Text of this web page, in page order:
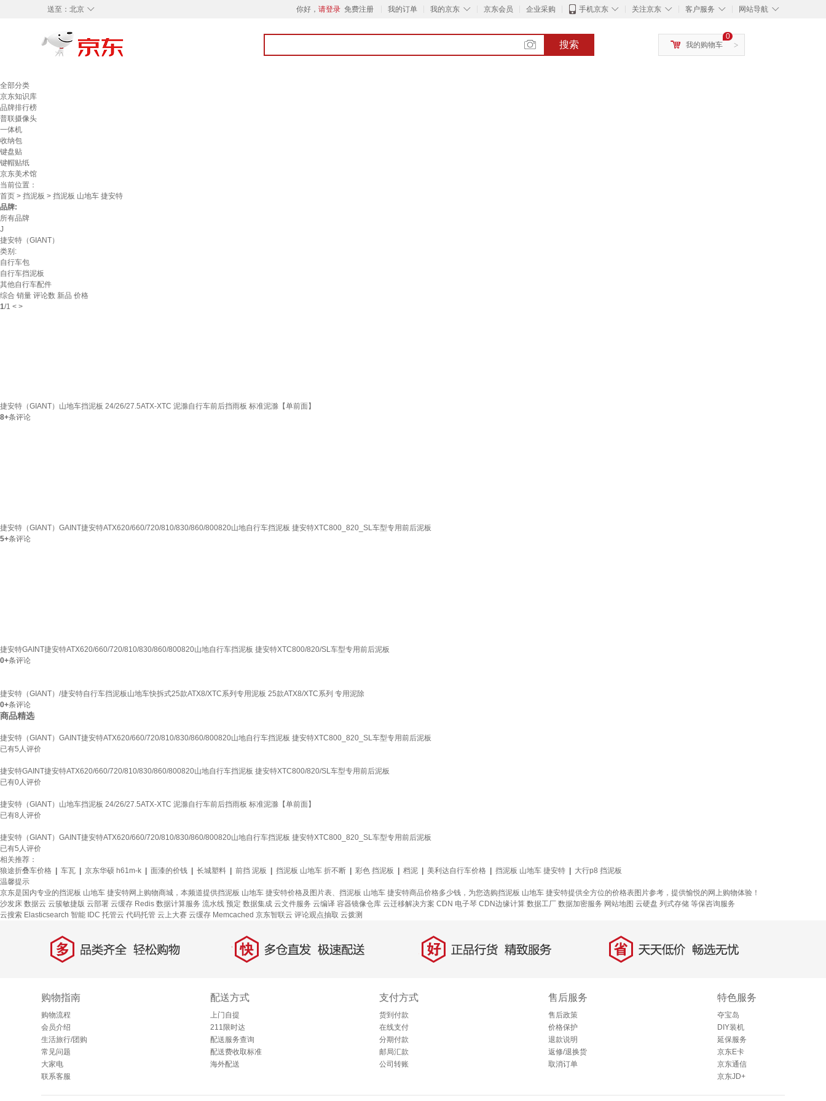
◇
送至： 北京 你好， 请登录 免费注册 我的订单 ◇
我的京东 京东会员 企业采购 ◇
手机京东 ◇
关注京东 ◇
客户服务 ◇
网站导航
搜索 >
0
我的购物车
全部分类
京东知识库
品牌排行榜
普联摄像头
一体机
收纳包
键盘贴
键帽贴纸
京东美术馆
当前位置：
首页 > 挡泥板 > 挡泥板 山地车 捷安特
品牌:
所有品牌
J
捷安特（GIANT）
类别:
自行车包
自行车挡泥板
其他自行车配件
综合 销量 评论数 新品 价格
1/1 < >
捷安特（GIANT）山地车挡泥板 24/26/27.5ATX-XTC 泥滁自行车前后挡雨板 标准泥滁【单前面】
8+条评论
捷安特（GIANT）GAINT捷安特ATX620/660/720/810/830/860/800820山地自行车挡泥板 捷安特XTC800_820_SL车型专用前后泥板
5+条评论
捷安特GAINT捷安特ATX620/660/720/810/830/860/800820山地自行车挡泥板 捷安特XTC800/820/SL车型专用前后泥板
0+条评论
捷安特（GIANT）/捷安特自行车挡泥板山地车快拆式25款ATX8/XTC系列专用泥板 25款ATX8/XTC系列 专用泥除
0+条评论
商品精选
捷安特（GIANT）GAINT捷安特ATX620/660/720/810/830/860/800820山地自行车挡泥板 捷安特XTC800_820_SL车型专用前后泥板
已有5 人评价
捷安特GAINT捷安特ATX620/660/720/810/830/860/800820山地自行车挡泥板 捷安特XTC800/820/SL车型专用前后泥板
已有0人评价
捷安特（GIANT）山地车挡泥板 24/26/27.5ATX-XTC 泥滁自行车前后挡雨板 标准泥滁【单前面】
已有8 人评价
捷安特（GIANT）GAINT捷安特ATX620/660/720/810/830/860/800820山地自行车挡泥板 捷安特XTC800_820_SL车型专用前后泥板
已有5 人评价
相关推荐：
狼途折叠车价格
车瓦 京东华硕 h61m-k 面漆的价钱 长城塑料 前挡 泥板 挡泥板 山地车 折不断 彩色 挡泥板 档泥 美利达自行车价格 挡泥板 山地车 捷安特
大行p8 挡泥板
温馨提示
京东是国内专业的挡泥板 山地车 捷安特网上购物商城，本频道提供挡泥板 山地车 捷安特价格及图片表、挡泥板 山地车 捷安特商品价格多少钱，为您选购挡泥板 山地车 捷安特提供全方位的价格表图片参考，提供愉悦的网上购物体验！
沙发床 数据云 云簇敏捷版 云部署 云缓存 Redis 数据计算服务 流水线 预定 数据集成 云文件服务 云编译 容器镜像仓库 云迁移解决方案 CDN 电子琴 CDN边缘计算 数据工厂 数据加密服务 网站地图 云硬盘 列式存储 等保咨询服务
云搜索 Elasticsearch 智能 IDC 托管云 代码托管 云上大赛 云缓存 Memcached 京东智联云 评论观点抽取 云拨测
多 品类齐全，轻松购物 快 多仓直发，极速配送 好 正品行货，精致服务 省 天天低价，畅选无忧
购物指南
购物流程
会员介绍
生活旅行/团购
常见问题
大家电
联系客服
配送方式
上门自提
211限时达
配送服务查询
配送费收取标准
海外配送
支付方式
货到付款
在线支付
分期付款
邮局汇款
公司转账
售后服务
售后政策
价格保护
退款说明
返修/退换货
取消订单
特色服务
夺宝岛
DIY装机
延保服务
京东E卡
京东通信
京东JD+